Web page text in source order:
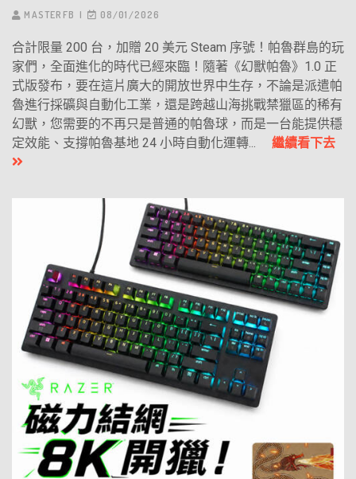
MASTERFB 08/01/2026
合計限量 200 台，加贈 20 美元 Steam 序號！帕魯群島的玩
家們，全面進化的時代已經來臨！隨著《幻獸帕魯》1.0 正
式版發布，要在這片廣大的開放世界中生存，不論是派遣帕
魯進行採礦與自動化工業，還是跨越山海挑戰禁獵區的稀有
幻獸，您需要的不再只是普通的帕魯球，而是一台能提供穩
定效能、支撐帕魯基地 24 小時自動化運轉... 繼續看下去